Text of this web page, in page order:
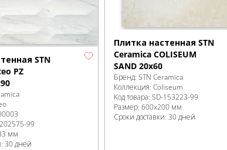
STN
PZ
-99
мм
30 дней
Плитка настенная STN
Ceramica COLISEUM
SAND 20x60
Бренд: STN Ceramica
Коллекция: Coliseum
Код товара: SD-153223-99
Размер: 600x200 мм
Сроки доставки: 30 дней